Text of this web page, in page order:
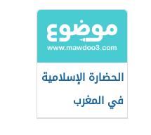
الحضارة الإسلامية
في المغرب
العربي